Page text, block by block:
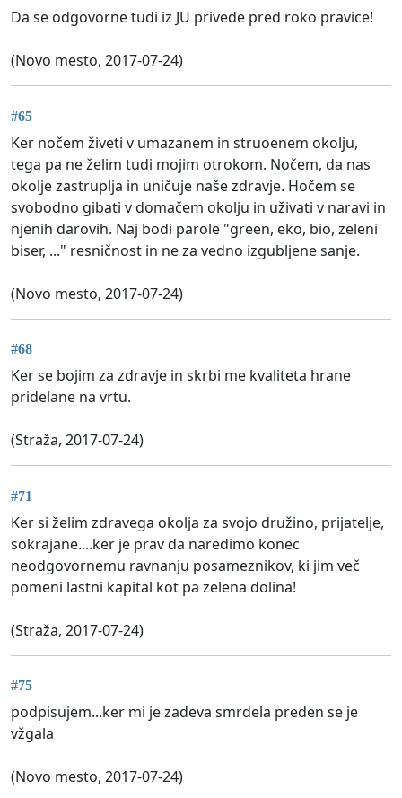
Da se odgovorne tudi iz JU privede pred roko pravice!
(Novo mesto, 2017-07-24)
#65
Ker nočem živeti v umazanem in struoenem okolju,
tega pa ne želim tudi mojim otrokom. Nočem, da nas
okolje zastruplja in uničuje naše zdravje. Hočem se
svobodno gibati v domačem okolju in uživati v naravi in
njenih darovih. Naj bodi parole "green, eko, bio, zeleni
biser, ..." resničnost in ne za vedno izgubljene sanje.
(Novo mesto, 2017-07-24)
#68
Ker se bojim za zdravje in skrbi me kvaliteta hrane
pridelane na vrtu.
(Straža, 2017-07-24)
#71
Ker si želim zdravega okolja za svojo družino, prijatelje,
sokrajane....ker je prav da naredimo konec
neodgovornemu ravnanju posameznikov, ki jim več
pomeni lastni kapital kot pa zelena dolina!
(Straža, 2017-07-24)
#75
podpisujem...ker mi je zadeva smrdela preden se je
vžgala
(Novo mesto, 2017-07-24)